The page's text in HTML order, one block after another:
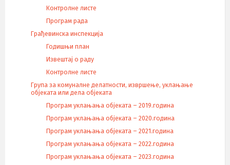
Контролне листе
Програм рада
Грађевинска инспекција
Годишњи план
Извештај о раду
Контролне листе
Група за комуналне делатности, извршење, уклањање
објеката или дела објеката
Програм уклањања објеката – 2019.година
Програм уклањања објеката – 2020.година
Програм уклањања објеката – 2021.година
Програм уклањања објеката – 2022.година
Програм уклањања објеката – 2023.година